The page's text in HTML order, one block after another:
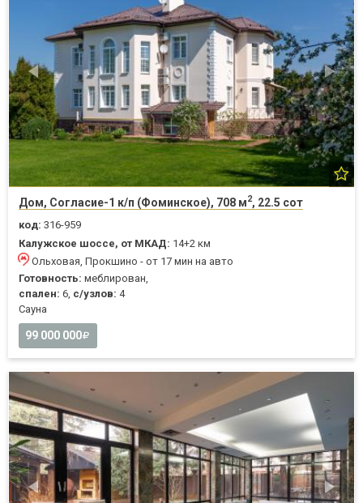
Дом, Согласие-1 к/п (Фоминское), 708 м2, 22.5 сот
код: 316-959
Калужское шоссе, от МКАД: 14+2 км
Ольховая, Прокшино - от 17 мин на авто
Готовность: меблирован,
спален: 6, с/узлов: 4
Cауна
99 000 000